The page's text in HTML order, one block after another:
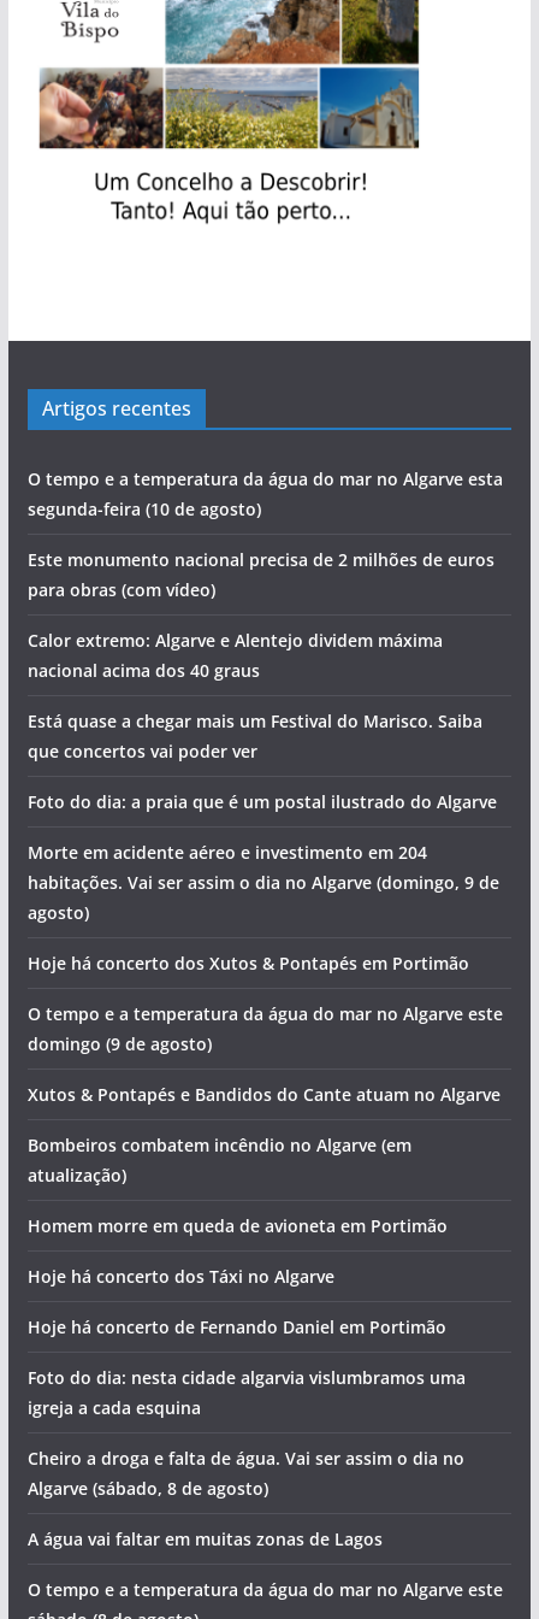
Artigos recentes
O tempo e a temperatura da água do mar no Algarve esta
segunda-feira (10 de agosto)
Este monumento nacional precisa de 2 milhões de euros
para obras (com vídeo)
Calor extremo: Algarve e Alentejo dividem máxima
nacional acima dos 40 graus
Está quase a chegar mais um Festival do Marisco. Saiba
que concertos vai poder ver
Foto do dia: a praia que é um postal ilustrado do Algarve
Morte em acidente aéreo e investimento em 204
habitações. Vai ser assim o dia no Algarve (domingo, 9 de
agosto)
Hoje há concerto dos Xutos & Pontapés em Portimão
O tempo e a temperatura da água do mar no Algarve este
domingo (9 de agosto)
Xutos & Pontapés e Bandidos do Cante atuam no Algarve
Bombeiros combatem incêndio no Algarve (em
atualização)
Homem morre em queda de avioneta em Portimão
Hoje há concerto dos Táxi no Algarve
Hoje há concerto de Fernando Daniel em Portimão
Foto do dia: nesta cidade algarvia vislumbramos uma
igreja a cada esquina
Cheiro a droga e falta de água. Vai ser assim o dia no
Algarve (sábado, 8 de agosto)
A água vai faltar em muitas zonas de Lagos
O tempo e a temperatura da água do mar no Algarve este